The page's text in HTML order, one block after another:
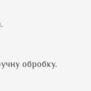
обробку.